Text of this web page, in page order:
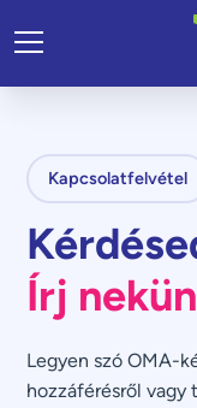
Kapcsolatfelvétel
Írj
Legyen szó OMA-
hozzáférésről vagy